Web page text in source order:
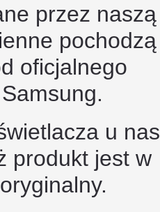
przez naszą
pochodzą
oficjalnego
u nas
produkt jest w